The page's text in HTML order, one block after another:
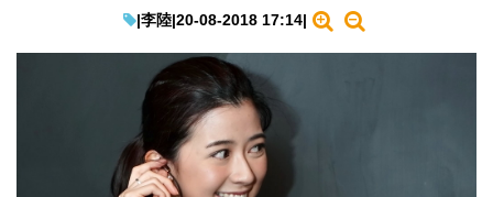
遊戲動漫
|李陸|20-08-2018 17:14|